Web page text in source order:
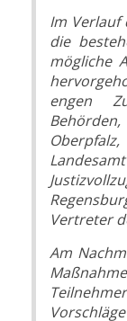
Im Verlauf
die
mögliche
engen
Vertreter
Am